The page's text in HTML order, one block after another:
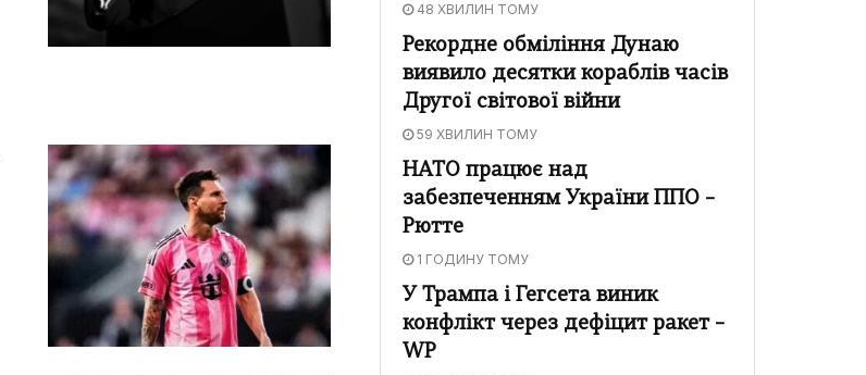
48 ХВИЛИН ТОМУ
Рекордне обміління Дунаю
виявило десятки кораблів часів
Другої світової війни
59 ХВИЛИН ТОМУ
НАТО працює над
забезпеченням України ППО –
Рютте
1 ГОДИНУ ТОМУ
У Трампа і Гегсета виник
конфлікт через дефіцит ракет –
WP